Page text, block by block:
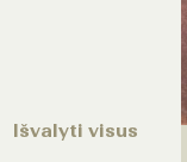
Išvalyti visus